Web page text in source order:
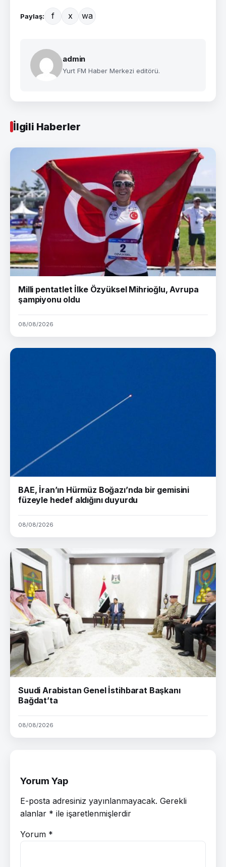
Paylaş: f x wa
admin
Yurt FM Haber Merkezi editörü.
İlgili Haberler
Milli pentatlet İlke Özyüksel Mihrioğlu, Avrupa
şampiyonu oldu
08/08/2026
BAE, İran’ın Hürmüz Boğazı’nda bir gemisini
füzeyle hedef aldığını duyurdu
08/08/2026
Suudi Arabistan Genel İstihbarat Başkanı
Bağdat’ta
08/08/2026
Yorum Yap
E-posta adresiniz yayınlanmayacak. Gerekli
alanlar * ile işaretlenmişlerdir
Yorum *